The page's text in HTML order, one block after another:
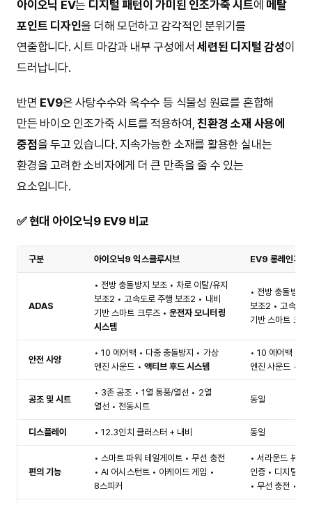
아이오닉 EV는 디지털 패턴이 가미된 인조가죽 시트에 메탈
포인트 디자인을 더해 모던하고 감각적인 분위기를
연출합니다. 시트 마감과 내부 구성에서세련된 디지털 감성이
드러납니다.
반면 EV9은 사탕수수와 옥수수 등 식물성 원료를 혼합해
만든 바이오 인조가죽 시트를 적용하여,친환경 소재 사용에
중점을 두고 있습니다. 지속가능한 소재를 활용한 실내는
환경을 고려한 소비자에게 더 큰 만족을 줄 수 있는
요소입니다.
✅ 현대 아이오닉9 EV9 비교
구분 아이오닉9 익스클루시브 EV9 롱레인지
ADAS
• 전방 충돌방지 보조 • 차로 이탈/유지
보조2 • 고속도로 주행 보조2 • 내비
기반 스마트 크루즈 •운전자 모니터링
시스템
• 전방 충돌방지
보조2 • 고속도
기반 스마트 크루
안전 사양
• 10 에어백 • 다중 충돌방지 • 가상
엔진 사운드 • 액티브 후드 시스템
• 10 에어백 • 다
엔진 사운드 •
공조 및 시트
• 3존 공조 • 1열 통풍/열선 • 2열
열선 • 전동시트
동일
디스플레이 • 12.3인치 클러스터 + 내비 동일
편의 기능
• 스마트 파워 테일게이트 • 무선 충전
• AI 어시스턴트 • 아케이드 게임 •
8스피커
• 서라운드 뷰 •
인증 • 디지털
• 무선 충전 • 8